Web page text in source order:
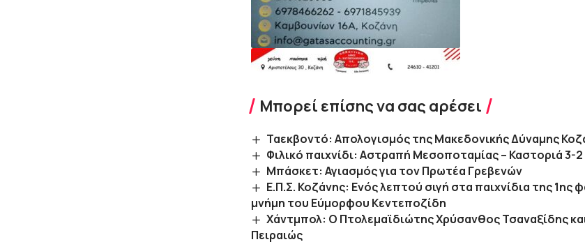
Μπορεί επίσης να σας αρέσει
Ταεκβοντό: Απολογισμός της Μακεδονικής Δύναμης
Φιλικό παιχνίδι: Αστραπή Μεσοποταμίας – Καστοριά 3-2
Μπάσκετ: Αγιασμός για τον Πρωτέα Γρεβενών
Ε.Π.Σ. Κοζάνης: Ενός λεπτού σιγή στα παιχνίδια της 1ης
μνήμη του Εύμορφου Κεντεποζίδη
Χάντμπολ: Ο Πτολεμαϊδιώτης Χρύσανθος Τσαναξίδης
Πειραιώς